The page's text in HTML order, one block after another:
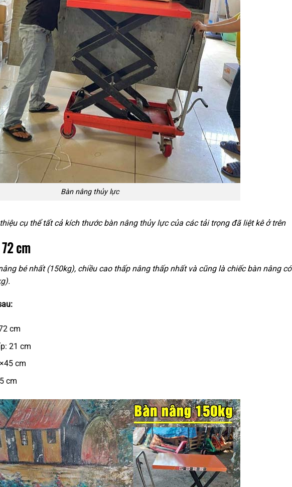
Bàn nâng thủy lực
cụ thể tất cả kích thước bàn nâng thủy lực của các tải trọng đã liệt kê ở trên
cm
bé nhất (150kg), chiều cao thấp nâng thấp nhất và cũng là chiếc bàn nâng có
cm
21 cm
cm
cm